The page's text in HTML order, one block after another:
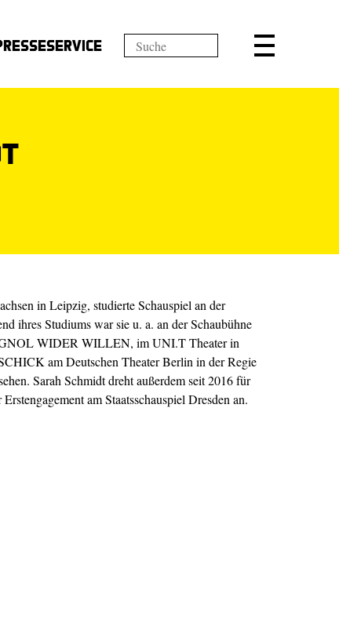
in Leipzig, studierte Schauspiel an der
ihres Studiums war sie u. a. an der Schaubühne
WIDER WILLEN, im UNI.T Theater in
am Deutschen Theater Berlin in der Regie
Sarah Schmidt dreht außerdem seit 2016 für
am Staatsschauspiel Dresden an.